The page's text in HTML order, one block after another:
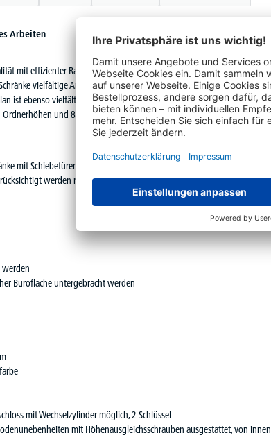
Arbeiten
mit effizienter Raumnutzung. Die leichtlaufenden Türen in
vielfältige Anwendungsbereiche: in kleinen Büros, hinter Türen,
ist ebenso vielfältig wie der Anwendungsbereich: Aus 11 Varianten
und 800 mm Breite bis hin zur großzügigen Garderobe
mit Schiebetüren haben den Vorteil, dass bereits bei der Büroplanung
werden muss.
Bürofläche untergebracht werden
mit Wechselzylinder möglich, 2 Schlüssel
mit Höhenausgleichsschrauben ausgestattet, von